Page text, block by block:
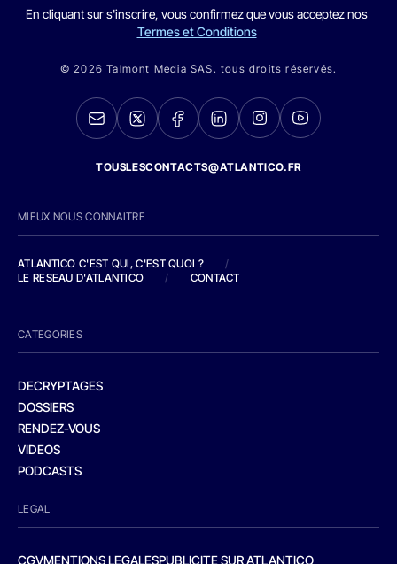
En cliquant sur s'inscrire, vous confirmez que vous acceptez nos
Termes et Conditions
© 2026 Talmont Media SAS. tous droits réservés.
TOUSLESCONTACTS@ATLANTICO.FR
MIEUX NOUS CONNAITRE
ATLANTICO C'EST QUI, C'EST QUOI ?
/
LE RESEAU D'ATLANTICO
/ CONTACT
CATEGORIES
DECRYPTAGES
DOSSIERS
RENDEZ-VOUS
VIDEOS
PODCASTS
LEGAL
CGVMENTIONS LEGALESPUBLICITE SUR ATLANTICO